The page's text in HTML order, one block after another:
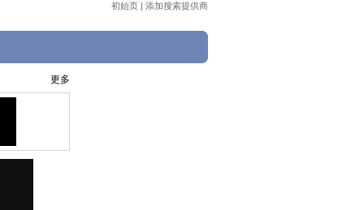
初始页 | 添加搜索提供商
更多